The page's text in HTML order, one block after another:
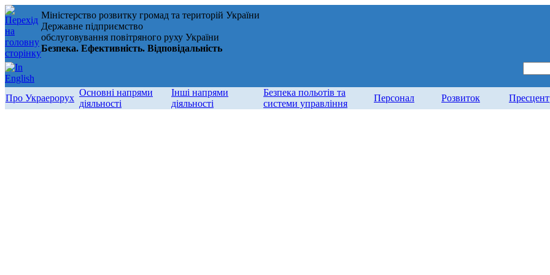
Міністерство розвитку громад та територій України
Державне підприємство
обслуговування повітряного руху України
Безпека. Ефективність. Відповідальність
Про Украерорух
Основні напрями
діяльності
Інші напрями
діяльності
Безпека польотів та
системи управління
Персонал Розвиток